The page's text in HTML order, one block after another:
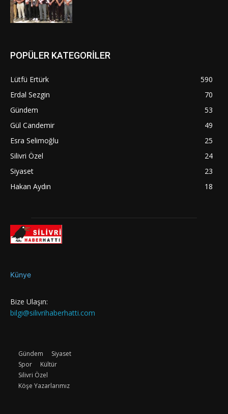
POPÜLER KATEGORİLER
Lütfü Ertürk
590
Erdal Sezgin
70
Gündem
53
Gül Candemir
49
Esra Selimoğlu
25
Silivri Özel
24
Siyaset
23
Hakan Aydın
18
Künye
Bize Ulaşın:
bilgi@silivrihaberhatti.com
Gündem
Siyaset
Spor
Kültür
Silivri Özel
Köşe Yazarlarımız